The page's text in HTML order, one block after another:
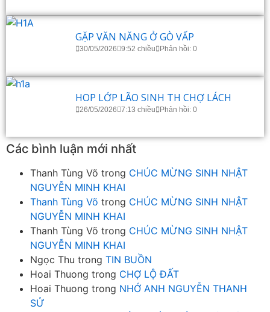
GẶP VĂN NĂNG Ở GÒ VẤP
30/05/2026 9:52 chiều Phản hồi: 0
HOP LỚP LÃO SINH TH CHỢ LÁCH
26/05/2026 7:13 chiều Phản hồi: 0
Các bình luận mới nhất
Thanh Tùng Võ trong CHÚC MỪNG SINH NHẬT
NGUYỄN MINH KHAI
Thanh Tùng Võ trong CHÚC MỪNG SINH NHẬT
NGUYỄN MINH KHAI
Thanh Tùng Võ trong CHÚC MỪNG SINH NHẬT
NGUYỄN MINH KHAI
Ngọc Thu trong TIN BUỒN
Hoai Thuong trong CHỢ LỘ ĐẤT
Hoai Thuong trong NHỚ ANH NGUYỄN THANH
SỬ